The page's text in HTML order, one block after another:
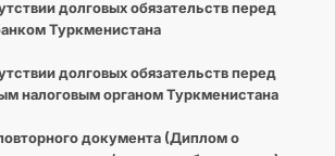
долговых обязательств перед
Туркменистана
долговых обязательств перед
налоговым органом Туркменистана
документа (Диплом о